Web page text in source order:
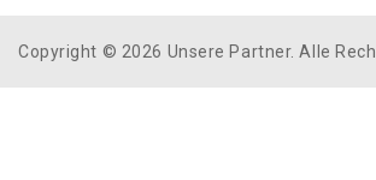
Copyright © 2026 Unsere Partner. Alle